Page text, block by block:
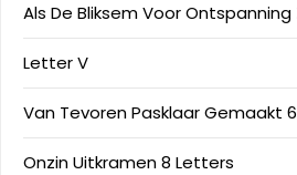
Als De Bliksem Voor
Letter V
Van Tevoren Pasklaar Gemaakt
Onzin Uitkramen 8 Letters